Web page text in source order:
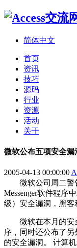
简体中文
首页
资讯
技巧
源码
行业
资源
活动
关于
微软公布五项安全
2005-04-13 00:00:00
微软公司周二警告
Messenger软件程序
级）安全漏洞，黑客
微软在本月的安
序，同时还公布了另
的安全漏洞。 计算